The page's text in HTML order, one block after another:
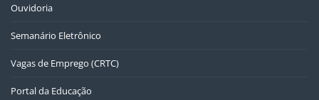
Ouvidoria
Semanário Eletrônico
Vagas de Emprego (CRTC)
Portal da Educação